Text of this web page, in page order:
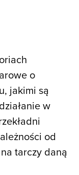
o
jakimi są
w
od
tarczy daną